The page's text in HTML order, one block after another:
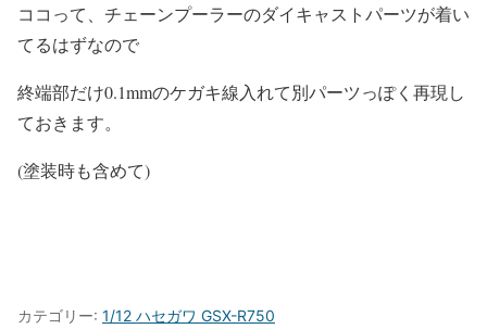
ココって、チェーンプーラーのダイキャストパーツが着い
てるはずなので
終端部だけ0.1mmのケガキ線入れて別パーツっぽく再現し
ておきます。
(塗装時も含めて)
カテゴリー: 1/12 ハセガワ GSX-R750